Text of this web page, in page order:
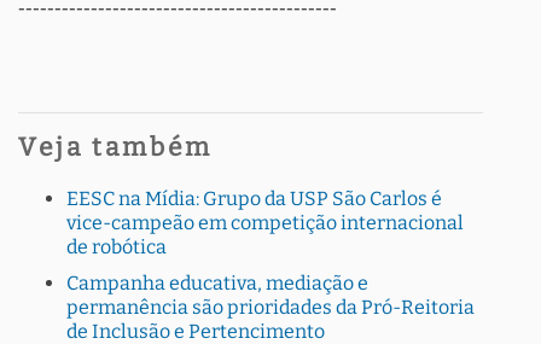
--------------------------------------------
Veja também
EESC na Mídia: Grupo da USP São Carlos é
vice-campeão em competição internacional
de robótica
Campanha educativa, mediação e
permanência são prioridades da Pró-Reitoria
de Inclusão e Pertencimento